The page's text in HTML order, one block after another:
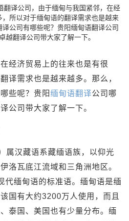
翻译公司，由于缅甸与我国紧邻，在经
所以对于缅甸语的翻译需求也是越来
公司有哪些呢？贵阳缅甸语翻译公司
越翻译公司带大家了解一下。
经济贸易上的往来也是有很
译需求也是越来越多。那么，
些呢？贵阳缅甸语翻译公司哪
公司带大家了解一下。
汉藏语系藏缅语族，以仰光
洛瓦底江流域和三角洲地区。
代缅甸语的标准语。缅甸语是缅
国有大约3200万人使用，而且
泰国、美国也有少量分布。缅